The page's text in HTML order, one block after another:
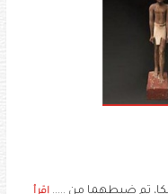
تم ضبطهما من ..... إقرأ